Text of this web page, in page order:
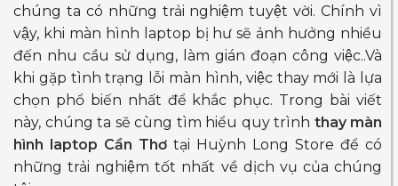
chúng ta có những trải nghiệm tuyệt vời. Chính vì
vậy, khi màn hình laptop bị hư sẽ ảnh hưởng nhiều
đến nhu cầu sử dụng, làm gián đoạn công việc..Và
khi gặp tình trạng lỗi màn hình, việc thay mới là lựa
chọn phổ biến nhất để khắc phục. Trong bài viết
này, chúng ta sẽ cùng tìm hiểu quy trình thay màn
hình laptop Cần Thơ tại Huỳnh Long Store để có
những trải nghiệm tốt nhất về dịch vụ của chúng